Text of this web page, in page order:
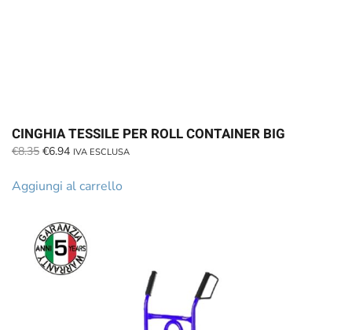
CINGHIA TESSILE PER ROLL CONTAINER BIG
€8.35 Il
originale
€6.94Il
attuale
IVA ESCLUSA
Aggiungi al carrello